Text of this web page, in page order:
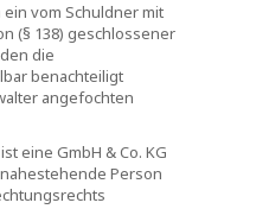
ein vom Schuldner mit
(§ 138) geschlossener
die
benachteiligt
angefochten
eine GmbH & Co. KG
Person